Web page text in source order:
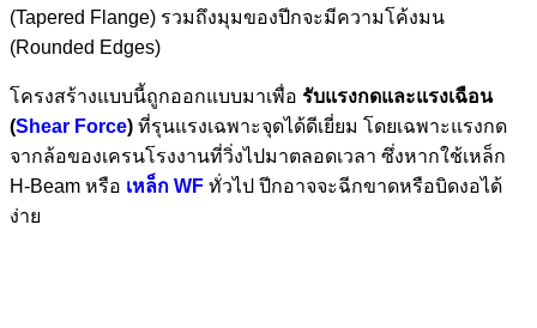
(Tapered Flange) รวมถึงมุมของปีกจะมีความโค้งมน
(Rounded Edges)
โครงสร้างแบบนี้ถูกออกแบบมาเพื่อ รับแรงกดและแรงเฉือน
(Shear Force) ที่รุนแรงเฉพาะจุดได้ดีเยี่ยม โดยเฉพาะแรงกด
จากล้อของเครนโรงงานที่วิ่งไปมาตลอดเวลา ซึ่งหากใช้เหล็ก
H-Beam หรือ เหล็ก WF ทั่วไป ปีกอาจจะฉีกขาดหรือบิดงอได้
ง่าย